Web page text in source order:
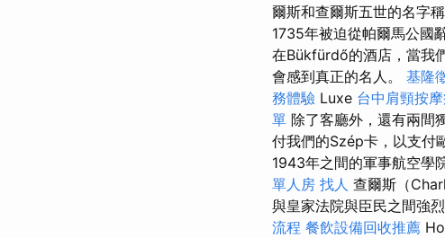
爾斯和查爾斯五世的名字
1735年被迫從帕爾馬公國
在Bükfürdő的酒店，當我
會感到真正的名人。 基隆
務體驗 Luxe 台中肩頸按
單 除了客廳外，還有兩間
付我們的Szép卡，以支付
1943年之間的軍事航空學
單人房 找人 查爾斯（
與皇家法院與臣民之間強
流程 餐飲設備回收推薦